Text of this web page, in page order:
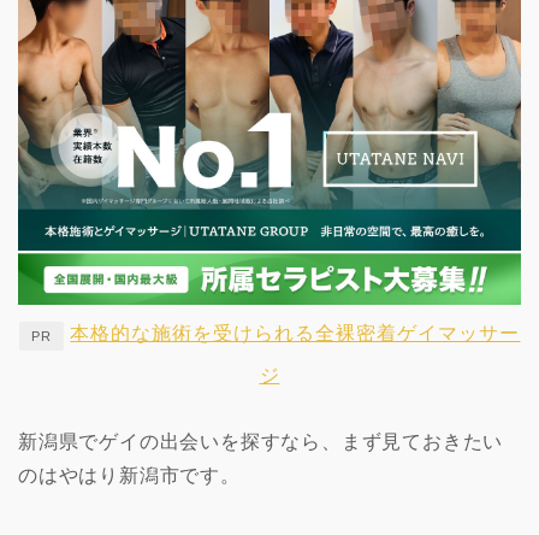
PR 本格的な施術を受けられる全裸密着ゲイマッサー
ジ
新潟県でゲイの出会いを探すなら、まず見ておきたい
のはやはり新潟市です。